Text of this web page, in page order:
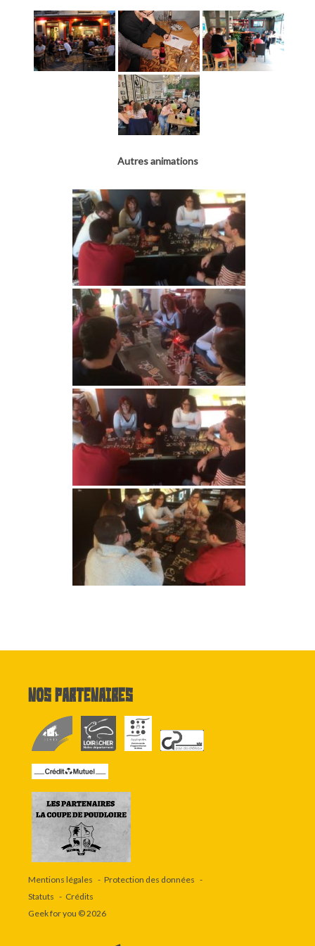
Autres animations
Nos partenaires
Mentions légales
Protection des données
Statuts
Crédits
Geek for you © 2026